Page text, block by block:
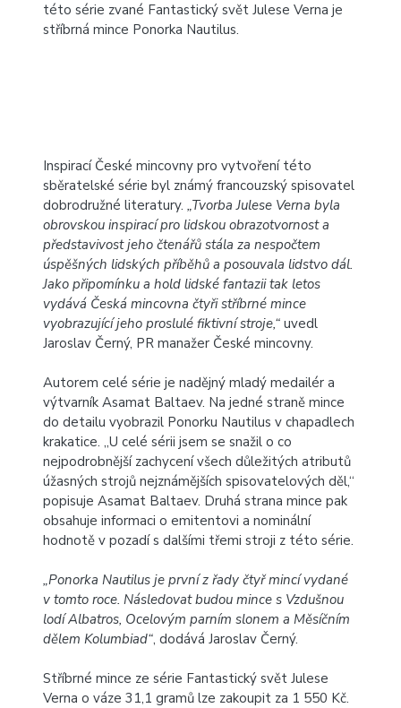
této série zvané Fantastický svět Julese Verna je
stříbrná mince Ponorka Nautilus.
Inspirací České mincovny pro vytvoření této
sběratelské série byl známý francouzský spisovatel
dobrodružné literatury. „Tvorba Julese Verna byla
obrovskou inspirací pro lidskou obrazotvornost a
představivost jeho čtenářů stála za nespočtem
úspěšných lidských příběhů a posouvala lidstvo dál.
Jako připomínku a hold lidské fantazii tak letos
vydává Česká mincovna čtyři stříbrné mince
vyobrazující jeho proslulé fiktivní stroje,“ uvedl
Jaroslav Černý, PR manažer České mincovny.
Autorem celé série je nadějný mladý medailér a
výtvarník Asamat Baltaev. Na jedné straně mince
do detailu vyobrazil Ponorku Nautilus v chapadlech
krakatice. „U celé sérii jsem se snažil o co
nejpodrobnější zachycení všech důležitých atributů
úžasných strojů nejznámějších spisovatelových děl,“
popisuje Asamat Baltaev. Druhá strana mince pak
obsahuje informaci o emitentovi a nominální
hodnotě v pozadí s dalšími třemi stroji z této série.
„Ponorka Nautilus je první z řady čtyř mincí vydané
v tomto roce. Následovat budou mince s Vzdušnou
lodí Albatros, Ocelovým parním slonem a Měsíčním
dělem Kolumbiad“, dodává Jaroslav Černý.
Stříbrné mince ze série Fantastický svět Julese
Verna o váze 31,1 gramů lze zakoupit za 1 550 Kč.